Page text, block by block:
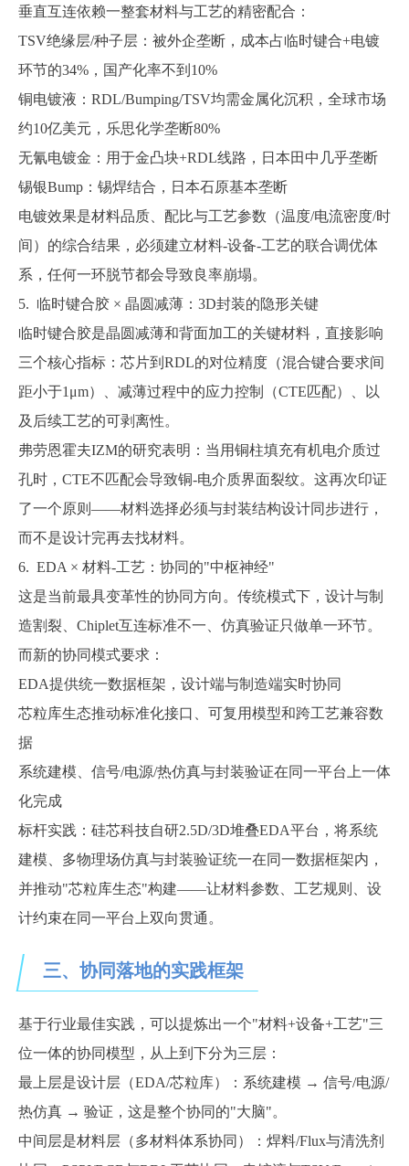
垂直互连依赖一整套材料与工艺的精密配合：
TSV绝缘层/种子层：被外企垄断，成本占临时键合+电镀
环节的34%，国产化率不到10%
铜电镀液： RDL/Bumping/TSV均需金属化沉积，全球市场
约10亿美元，乐思化学垄断80%
无氰电镀金：用于金凸块+RDL线路，日本田中几乎垄断
锡银Bump：锡焊结合，日本石原基本垄断
电镀效果是材料品质、配比与工艺参数（温度/电流密度/时
间）的综合结果，必须建立材料-设备-工艺的联合调优体
系，任何一环脱节都会导致良率崩塌。
5. 临时键合胶 × 晶圆减薄：3D封装的隐形关键
临时键合胶是晶圆减薄和背面加工的关键材料，直接影响
三个核心指标：芯片到 RDL的对位精度（混合键合要求间
距小于1μm）、减薄过程中的应力控制（CTE匹配）、以
及后续工艺的可剥离性。
弗劳恩霍夫IZM的研究表明：当用铜柱填充有机电介质过
孔时，CTE不匹配会导致铜-电介质界面裂纹。这再次印证
了一个原则——材料选择必须与封装结构设计同步进行，
而不是设计完再去找材料。
6. EDA × 材料-工艺：协同的"中枢神经"
这是当前最具变革性的协同方向。传统模式下，设计与制
造割裂、 Chiplet互连标准不一、仿真验证只做单一环节。
而新的协同模式要求：
EDA提供统一数据框架，设计端与制造端实时协同
芯粒库生态推动标准化接口、可复用模型和跨工艺兼容数
据
系统建模、信号/电源/热仿真与封装验证在同一平台上一体
化完成
标杆实践：硅芯科技自研2.5D/3D堆叠EDA平台，将系统
建模、多物理场仿真与封装验证统一在同一数据框架内，
并推动"芯粒库生态"构建——让材料参数、工艺规则、设
计约束在同一平台上双向贯通。
三、协同落地的实践框架
基于行业最佳实践，可以提炼出一个"材料+设备+工艺"三
位一体的协同模型，从上到下分为三层：
最上层是设计层（EDA/芯粒库）：系统建模 → 信号/电源/
热仿真 → 验证，这是整个协同的"大脑"。
中间层是材料层（多材料体系协同）：焊料/Flux与清洗剂